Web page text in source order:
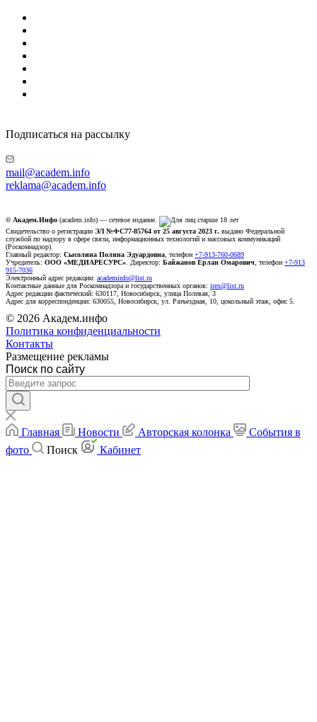
Подписаться на рассылку
mail@academ.info
reklama@academ.info
© Академ.Инфо (academ.info) — сетевое издание.
Свидетельство о регистрации ЭЛ №ФС77-85764 от 25 августа 2023 г. выдано Федеральной
службой по надзору в сфере связи, информационных технологий и массовых коммуникаций
(Роскомнадзор).
Главный редактор: Сысолина Полина Эдуардовна , телефон +7-913-760-0689
Учредитель: ООО «МЕДИАРЕСУРС» . Директор: Байжанов Ерлан Омарович , телефон +7-913
915-7036
Электронный адрес редакции: academinfo@list.ru
Контактные данные для Роскомнадзора и государственных органов: irex@list.ru
Адрес редакции фактический: 630117, Новосибирск, улица Полевая, 3
Адрес для корреспонденции: 630055, Новосибирск, ул. Разъездная, 10, цокольный этаж, офис 5.
© 2026 Академ.инфо
Политика конфиденциальности
Контакты
Размещение рекламы
Поиск по сайту
Главная Новости Авторская колонка
События в
фото
Поиск Кабинет